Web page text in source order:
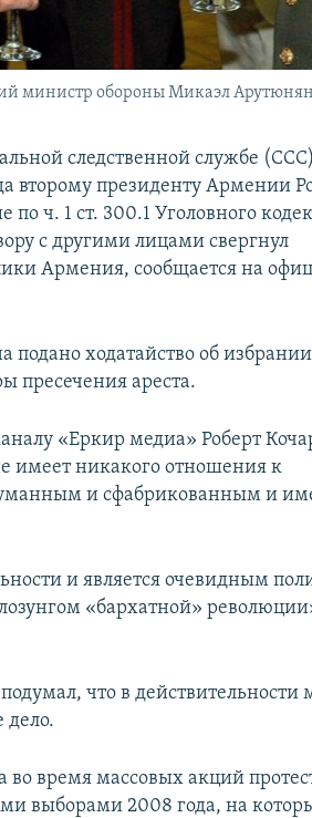
министр обороны Микаэл
следственной службе
второму президенту Армении
ч. 1 ст. 300.1 Уголовного
с другими лицами свергнул
Армения, сообщается на
подано ходатайство об
пресечения ареста.
«Еркир медиа» Роберт
имеет никакого отношения к
и сфабрикованным и
и является очевидным
«бархатной»
что в действительности
дело.
время массовых акций
выборами 2008 года, на